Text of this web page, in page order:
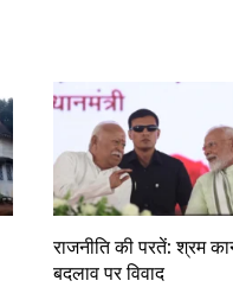
राजनीति की परतें: श्रम
बदलाव पर विवाद